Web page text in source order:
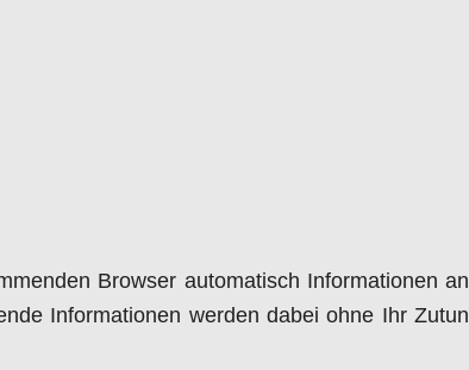
Browser automatisch Informationen an
Informationen werden dabei ohne Ihr Zutun